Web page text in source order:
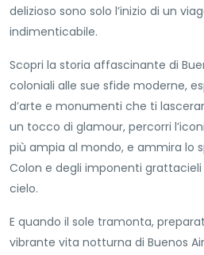
delizioso sono solo l’inizio di un
indimenticabile.
Scopri la storia affascinante di
coloniali alle sue sfide moderne,
d’arte e monumenti che ti
un tocco di glamour, percorri
più ampia al mondo, e ammira lo
Colon e degli imponenti grattacieli
cielo.
E quando il sole tramonta,
vibrante vita notturna di Buenos